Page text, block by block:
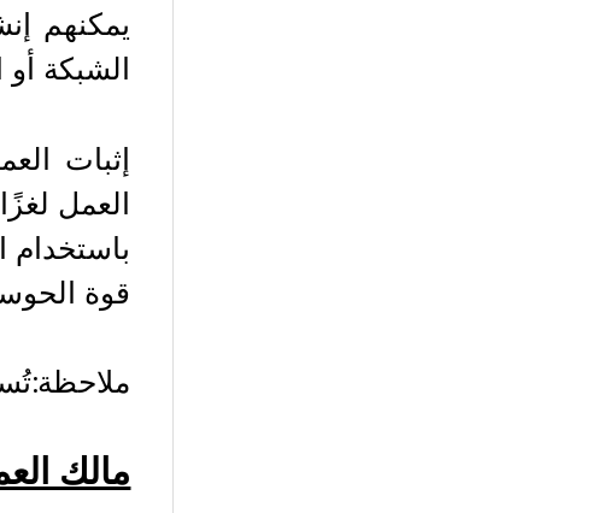
يمكنهم
الشبكة أو
إثبات
العمل
قوة
مالك